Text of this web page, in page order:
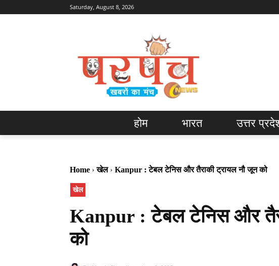
Saturday, August 8, 2026
होम भारत उत्तर
Home खेल Kanpur : टेबल टेनिस और तैराकी ट्रायल नौ जून को
खेल
Kanpur : टेबल टेनिस और
को